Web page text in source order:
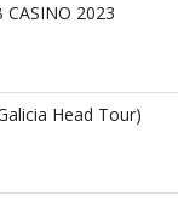
CASINO 2023
Head Tour)